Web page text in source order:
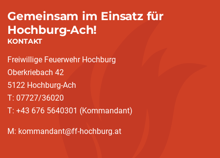
Gemeinsam im Einsatz für
Hochburg-Ach!
KONTAKT
Freiwillige Feuerwehr Hochburg
Oberkriebach 42
5122 Hochburg-Ach
T: 07727/36020
T: +43 676 5640301 (Kommandant)
M: kommandant@ff-hochburg.at